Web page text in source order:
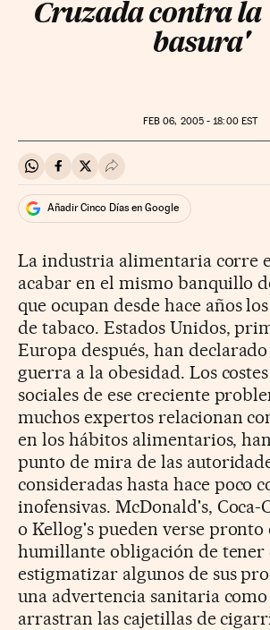
Cruzada contra la
basura'
FEB 06, 2005 - 18:00EST
Compartir en Whatsapp
Compartir en Facebook
Compartir en Twitter
Desplegar Redes Sociales
Añadir Cinco Días en Google
La industria alimentaria corre
acabar en el mismo banquillo
que ocupan desde hace años
de tabaco. Estados Unidos,
Europa después, han
guerra a la obesidad. Los
sociales de ese creciente
muchos expertos relacionan
en los hábitos alimentarios,
punto de mira de las
consideradas hasta hace poco
inofensivas. McDonald's,
o Kellog's pueden verse pronto
humillante obligación de tener
estigmatizar algunos de sus
una advertencia sanitaria
arrastran las cajetillas de